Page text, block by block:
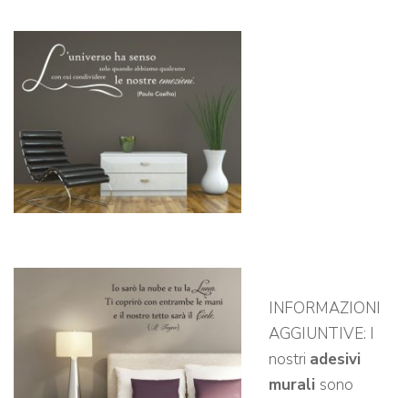
INFORMAZIONI
AGGIUNTIVE: I
nostri adesivi
murali sono